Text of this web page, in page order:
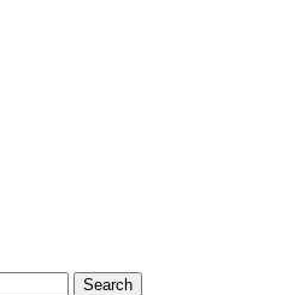
Search